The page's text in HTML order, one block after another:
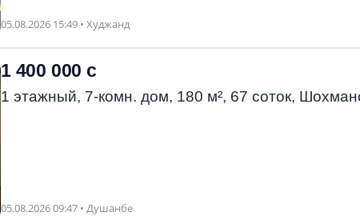
05.08.2026 15:49 • Худжанд
1 400 000 с
1 этажный, 7-комн. дом, 180 м², 67 соток,
05.08.2026 09:47 • Душанбе